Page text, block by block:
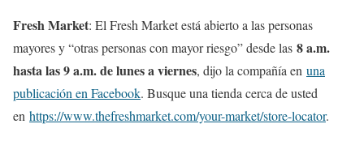
Fresh Market: El Fresh Market está abierto a las personas
mayores y “otras personas con mayor riesgo” desde las 8 a.m.
hasta las 9 a.m. de lunes a viernes, dijo la compañía en una
publicación en Facebook. Busque una tienda cerca de usted
en https://www.thefreshmarket.com/your-market/store-locator.